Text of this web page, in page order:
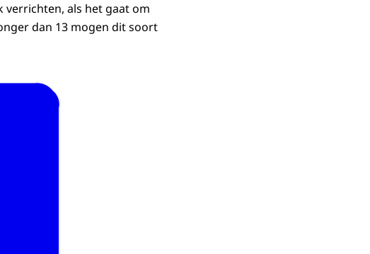
verrichten, als het gaat om
dan 13 mogen dit soort